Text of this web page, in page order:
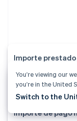
Importe prestado
Interés
Importe de pago
You’re viewing our
you’re in the United
Switch to the